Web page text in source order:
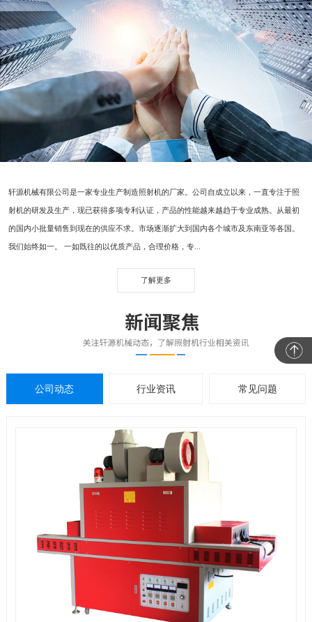
轩源机械有限公司是一家专业生产制造照射机的厂家。公司自成立以来，一直专注于照
射机的研发及生产，现已获得多项专利认证，产品的性能越来越趋于专业成熟。从最初
的国内小批量销售到现在的供应不求。市场逐渐扩大到国内各个城市及东南亚等各国。
我们始终如一。 一如既往的以优质产品，合理价格，专...
了解更多
公司动态 行业资讯 常见问题